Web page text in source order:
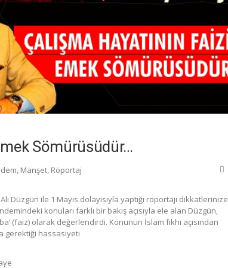
Sömürüsüdür…
, Manşet, Röportaj
Düzgün ile 1 Mayıs dolayısıyla yaptığı röportajı dikkatlerinize
konuları farklı bir bakış açısıyla ele alan Düzgün,
(faiz) olarak değerlendirdi. Konunun İslam fıkhı açısından
gerektiği hassasiyeti